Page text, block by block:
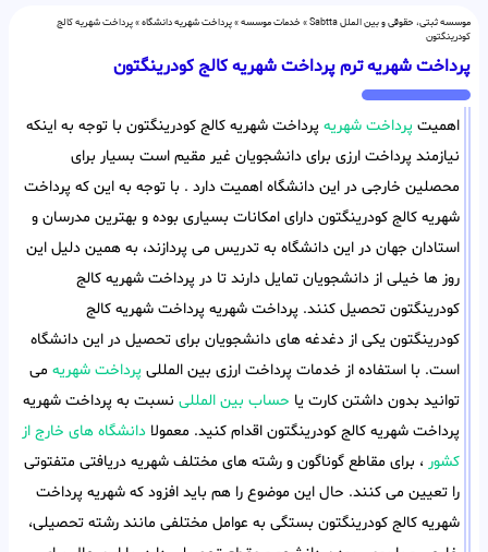
موسسه ثبتی، حقوقی و بین الملل Sabtta » خدمات موسسه»پرداخت شهریه دانشگاه»پرداخت شهریه کالج
کودرینگتون
پرداخت شهریه ترم پرداخت شهریه کالج کودرینگتون
اهمیت پرداخت شهریه پرداخت شهریه کالج کودرینگتون با توجه به اینکه
نیازمند پرداخت ارزی برای دانشجویان غیر مقیم است بسیار برای
محصلین خارجی در این دانشگاه اهمیت دارد . با توجه به این که پرداخت
شهریه کالج کودرینگتون دارای امکانات بسیاری بوده و بهترین مدرسان و
استادان جهان در این دانشگاه به تدریس می پردازند، به همین دلیل این
روز ها خیلی از دانشجویان تمایل دارند تا در پرداخت شهریه کالج
کودرینگتون تحصیل کنند. پرداخت شهریه پرداخت شهریه کالج
کودرینگتون یکی از دغدغه های دانشجویان برای تحصیل در این دانشگاه
است. با استفاده از خدمات پرداخت ارزی بین المللی پرداخت شهریه می
توانید بدون داشتن کارت یا حساب بین المللی نسبت به پرداخت شهریه
پرداخت شهریه کالج کودرینگتون اقدام کنید. معمولا دانشگاه های خارج از
کشور ، برای مقاطع گوناگون و رشته های مختلف شهریه دریافتی متفتوتی
را تعیین می کنند. حال این موضوع را هم باید افزود که شهریه پرداخت
شهریه کالج کودرینگتون بستگی به عوامل مختلفی مانند رشته تحصیلی،